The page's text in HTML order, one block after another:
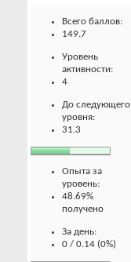
Всего баллов:
149.7
Уровень
активности:
4
До следующего
уровня:
31.3
Опыта за
уровень:
48.69%
получено
За день:
0 / 0.14 (0%)